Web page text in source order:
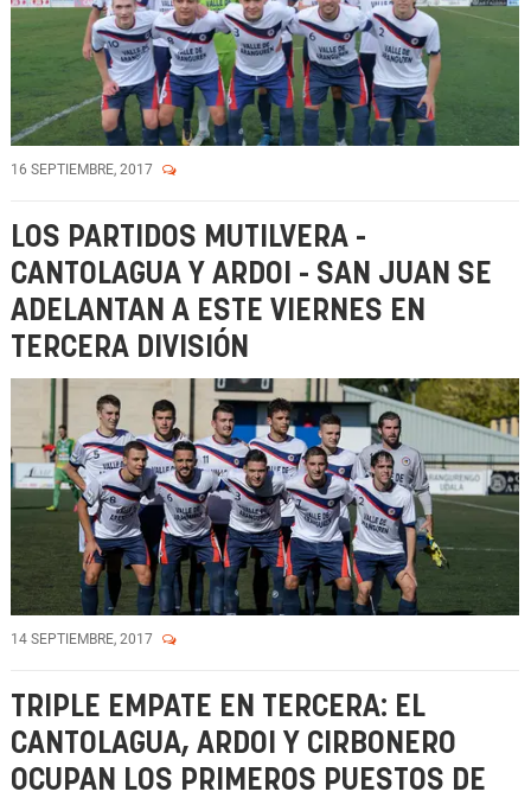
16 SEPTIEMBRE, 2017
LOS PARTIDOS MUTILVERA -
CANTOLAGUA Y ARDOI - SAN JUAN SE
ADELANTAN A ESTE VIERNES EN
TERCERA DIVISIÓN
14 SEPTIEMBRE, 2017
TRIPLE EMPATE EN TERCERA: EL
CANTOLAGUA, ARDOI Y CIRBONERO
OCUPAN LOS PRIMEROS PUESTOS DE